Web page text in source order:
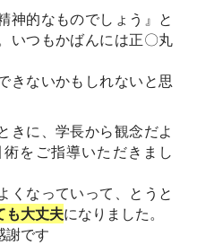
神的なものでしょう』と
いつもかばんには正〇丸
きないかもしれないと思
きに、学長から観念だよ
をご指導いただきまし
くなっていって、とうと
も大丈夫になりました。
謝です